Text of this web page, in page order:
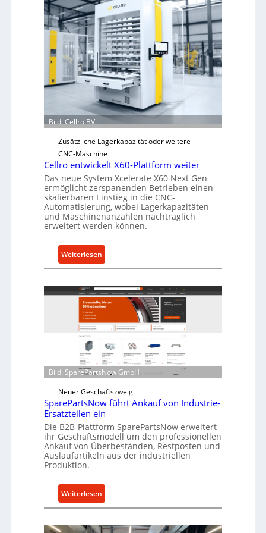
n
i
s
c
h
e
r
Ü
b
l
s
t
s
c
u
t
f
ü
r
i
d
i
r
t
e
A
n
t
i
e
b
e
Bild: Cellro BV
Zusätzliche Lagerkapazität oder weitere
CNC-Maschine
Cellro entwickelt X60-Plattform weiter
Das neue System Xcelerate X60 Next Gen
ermöglicht zerspanenden Betrieben einen
skalierbaren Einstieg in die CNC-
Automatisierung, wobei Lagerkapazitäten
und Maschinenanzahlen nachträglich
erweitert werden können.
Weiterlesen:
C
l
l
n
t
w
i
c
k
e
l
t
0
-
l
Bild: SparePartsNow GmbH
Neuer Geschäftszweig
SparePartsNow führt Ankauf von Industrie-
Ersatzteilen ein
Die B2B-Plattform SparePartsNow erweitert
ihr Geschäftsmodell um den professionellen
Ankauf von Überbeständen, Restposten und
Auslaufartikeln aus der industriellen
Produktion.
Weiterlesen:
S
a